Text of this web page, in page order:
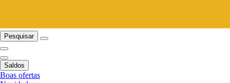
Pesquisar
Saldos
Boas ofertas